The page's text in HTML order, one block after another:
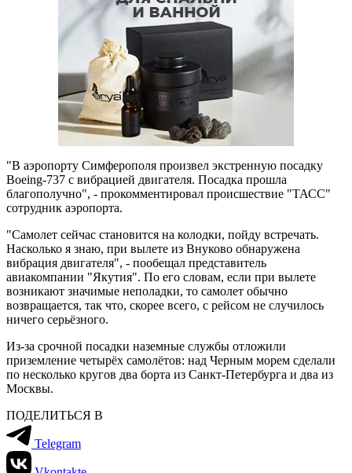
"В аэропорту Симферополя произвел экстренную посадку
Boeing-737 с вибрацией двигателя. Посадка прошла
благополучно", - прокомментировал происшествие "ТАСС"
сотрудник аэропорта.
"Самолет сейчас становится на колодки, пойду встречать.
Насколько я знаю, при вылете из Внуково обнаружена
вибрация двигателя", - пообещал представитель
авиакомпании "Якутия". По его словам, если при вылете
возникают значимые неполадки, то самолет обычно
возвращается, так что, скорее всего, с рейсом не случилось
ничего серьёзного.
Из-за срочной посадки наземные службы отложили
приземление четырёх самолётов: над Черным морем сделали
по несколько кругов два борта из Санкт-Петербурга и два из
Москвы.
ПОДЕЛИТЬСЯ В
Telegram